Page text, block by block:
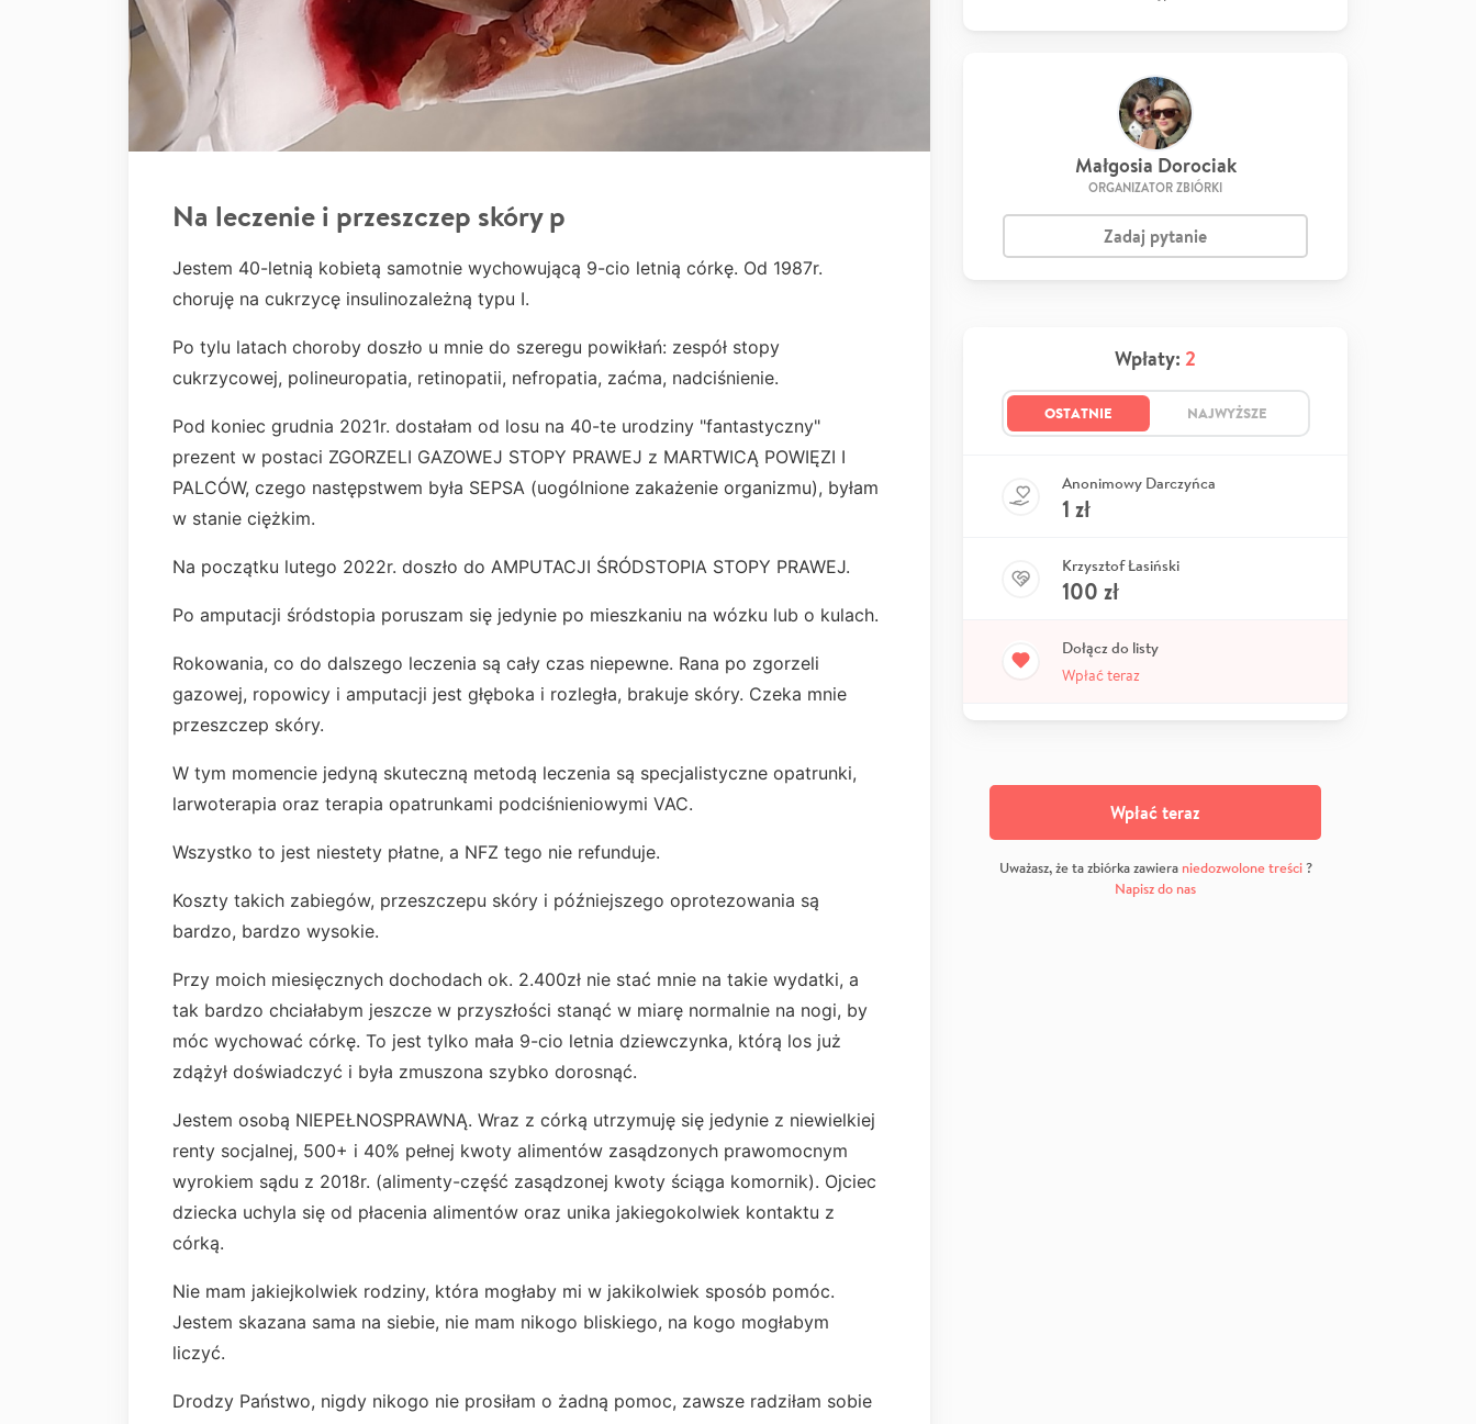
Na leczenie i przeszczep skóry p
Jestem 40-letnią kobietą samotnie wychowującą 9-cio letnią córkę. Od 1987r.
choruję na cukrzycę insulinozależną typu I.
Po tylu latach choroby doszło u mnie do szeregu powikłań: zespół stopy
cukrzycowej, polineuropatia, retinopatii, nefropatia, zaćma, nadciśnienie.
Pod koniec grudnia 2021r. dostałam od losu na 40-te urodziny "fantastyczny"
prezent w postaci ZGORZELI GAZOWEJ STOPY PRAWEJ z MARTWICĄ POWIĘZI I
PALCÓW, czego następstwem była SEPSA (uogólnione zakażenie organizmu), byłam
w stanie ciężkim.
Na początku lutego 2022r. doszło do AMPUTACJI ŚRÓDSTOPIA STOPY PRAWEJ.
Po amputacji śródstopia poruszam się jedynie po mieszkaniu na wózku lub o kulach.
Rokowania, co do dalszego leczenia są cały czas niepewne. Rana po zgorzeli
gazowej, ropowicy i amputacji jest głęboka i rozległa, brakuje skóry. Czeka mnie
przeszczep skóry.
W tym momencie jedyną skuteczną metodą leczenia są specjalistyczne opatrunki,
larwoterapia oraz terapia opatrunkami podciśnieniowymi VAC.
Wszystko to jest niestety płatne, a NFZ tego nie refunduje.
Koszty takich zabiegów, przeszczepu skóry i późniejszego oprotezowania są
bardzo, bardzo wysokie.
Przy moich miesięcznych dochodach ok. 2.400zł nie stać mnie na takie wydatki, a
tak bardzo chciałabym jeszcze w przyszłości stanąć w miarę normalnie na nogi, by
móc wychować córkę. To jest tylko mała 9-cio letnia dziewczynka, którą los już
zdążył doświadczyć i była zmuszona szybko dorosnąć.
Jestem osobą NIEPEŁNOSPRAWNĄ. Wraz z córką utrzymuję się jedynie z niewielkiej
renty socjalnej, 500+ i 40% pełnej kwoty alimentów zasądzonych prawomocnym
wyrokiem sądu z 2018r. (alimenty-część zasądzonej kwoty ściąga komornik). Ojciec
dziecka uchyla się od płacenia alimentów oraz unika jakiegokolwiek kontaktu z
córką.
Nie mam jakiejkolwiek rodziny, która mogłaby mi w jakikolwiek sposób pomóc.
Jestem skazana sama na siebie, nie mam nikogo bliskiego, na kogo mogłabym
liczyć.
Drodzy Państwo, nigdy nikogo nie prosiłam o żadną pomoc, zawsze radziłam sobie
Małgosia Dorociak
ORGANIZATOR ZBIÓRKI
Zadaj pytanie
Wpłaty: 2
OSTATNIE NAJWYŻSZE
Anonimowy Darczyńca
1 zł
Krzysztof Łasiński
100 zł
Dołącz do listy
Wpłać teraz
Wpłać teraz
Uważasz, że ta zbiórka zawiera niedozwolone treści?
Napisz do nas